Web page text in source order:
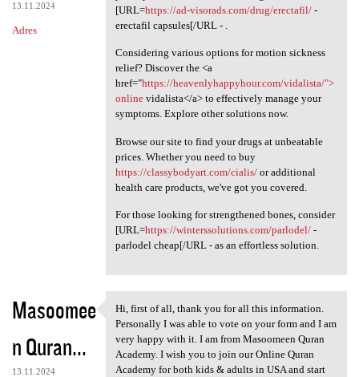
13.11.2024
Adres
[URL=https://ad-visorads.com/drug/erectafil/-
erectafil capsules[/URL - .
Considering various options for motion sickness
relief? Discover the <a
href="https://heavenlyhappyhour.com/vidalista/">
onlinevidalista</a> to effectively manage your
symptoms. Explore other solutions now.
Browse our site to find your drugs at unbeatable
prices. Whether you need to buy
https://classybodyart.com/cialis/or additional
health care products, we've got you covered.
For those looking for strengthened bones, consider
[URL=https://winterssolutions.com/parlodel/-
parlodel cheap[/URL - as an effortless solution.
Masoomee
n Quran...
13.11.2024
Hi, first of all, thank you
Hi, first of all, thank you for all this information.
Personally I was able to vote on your form and I am
very happy with it. I am from Masoomeen Quran
Academy. I wish you to join our Online Quran
Academy for both kids & adults in USA and start